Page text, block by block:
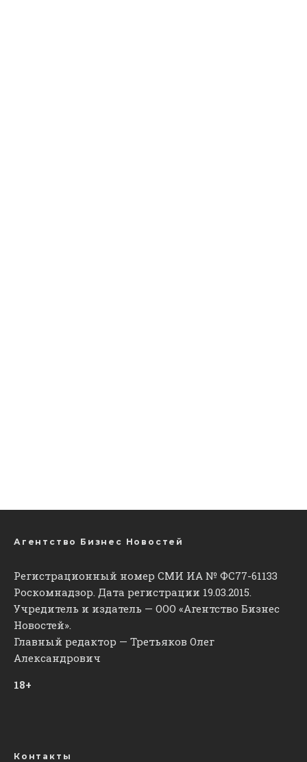
Агентство Бизнес Новостей
Регистрационный номер СМИ ИА № ФС77-61133
Роскомнадзор. Дата регистрации 19.03.2015.
Учредитель и издатель — ООО «Агентство Бизнес
Новостей».
Главный редактор — Третьяков Олег
Александрович
18+
Контакты